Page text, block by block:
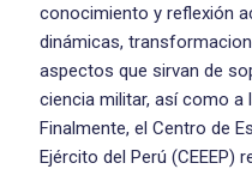
conocimiento y reflexión
dinámicas,
aspectos que sirvan de
ciencia militar, así como a
Finalmente, el Centro de
Ejército del Perú (CEEEP)